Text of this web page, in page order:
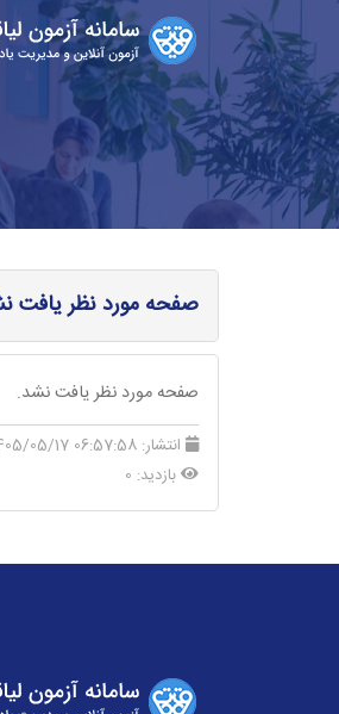
صفحه مورد نظر یافت
صفحه مورد نظر یافت نشد.
انتشار: 06:57:58 1405/05/17
بازدید: 0